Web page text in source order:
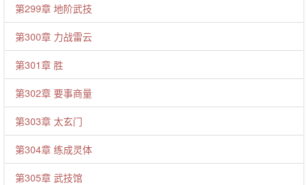
第299章 地阶武技
第300章 力战雷云
第301章 胜
第302章 要事商量
第303章 太玄门
第304章 练成灵体
第305章 武技馆